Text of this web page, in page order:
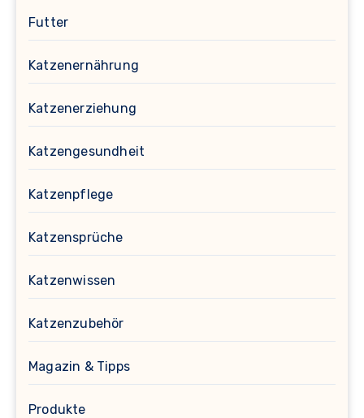
Futter
Katzenernährung
Katzenerziehung
Katzengesundheit
Katzenpflege
Katzensprüche
Katzenwissen
Katzenzubehör
Magazin & Tipps
Produkte